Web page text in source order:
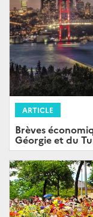
ARTICLE
Brèves
Géorgie et du